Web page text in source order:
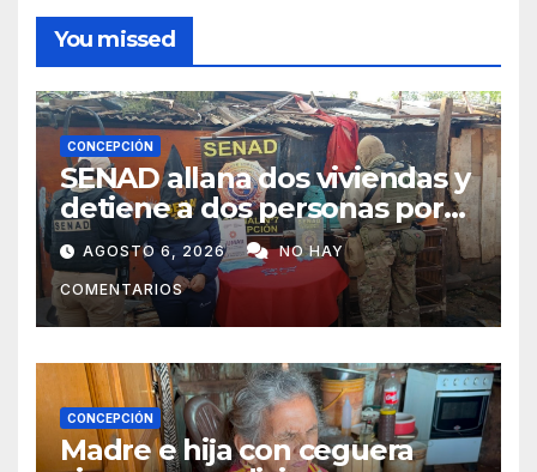
You missed
CONCEPCIÓN
SENAD allana dos viviendas y
detiene a dos personas por
presunto microtráfico en
Concepción
AGOSTO 6, 2026 NO HAY
COMENTARIOS
CONCEPCIÓN
Madre e hija con ceguera